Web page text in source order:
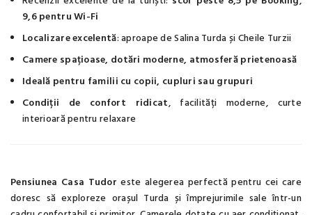
9,6 pentru Wi-Fi
Localizare excelentă: aproape de Salina Turda și Cheile Turzii
Camere spațioase, dotări moderne, atmosferă prietenoasă
Ideală pentru familii cu copii, cupluri sau grupuri
Condiții de confort ridicat, facilități moderne, curte
interioară pentru relaxare
Pensiunea Casa Tudor este alegerea perfectă pentru cei care
doresc să exploreze orașul Turda și împrejurimile sale într-un